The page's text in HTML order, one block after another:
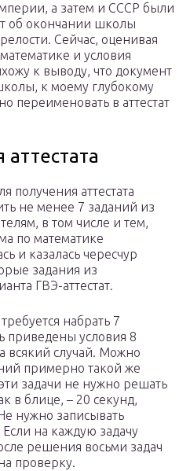
а затем и СССР были
об окончании школы
Сейчас, оценивая
и условия
к выводу, что документ
к моему глубокому
переименовать в аттестат
получения аттестата
не менее 7 заданий из
в том числе и тем,
по математике
и казалась чересчур
задания из
ГВЭ-аттестат.
набрать 7
приведены условия 8
всякий случай. Можно
примерно такой же
задачи не нужно решать
в блице, – 20 секунд,
нужно записывать
на каждую задачу
решения восьми задач
проверку.